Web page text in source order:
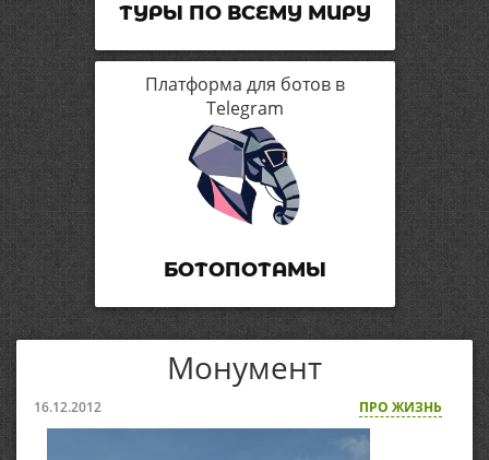
ТУРЫ ПО ВСЕМУ МИРУ
Платформа для ботов в
Telegram
БОТОПОТАМЫ
Монумент
16.12.2012 ПРО ЖИЗНЬ